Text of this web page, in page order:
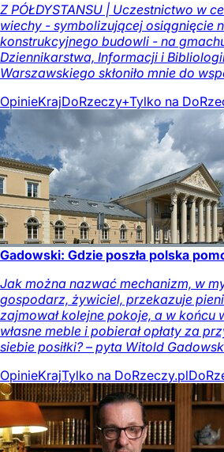
Z PÓŁDYSTANSU | Uczestnictwo w
wiechy - symbolizującej osiągnięcie
konstrukcyjnego budowli - na
Dziennikarstwa, Informacji i
Warszawskiego skłoniło mnie do
OpinieKrajDoRzeczy+Tylko na
Gadowski: Gdzie poszła polska
Jak można nazwać mechanizm, w
gospodarz, żywiciel, przekazuje
zajmował kolejne pokoje, a w końcu
własne meble i pobierał opłaty za
siebie posiłki? – pyta Witold
OpinieKrajTylko na DoRzeczy.pl